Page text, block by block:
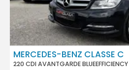
MERCEDES-BENZ CLASSE C
220 CDI AVANTGARDE